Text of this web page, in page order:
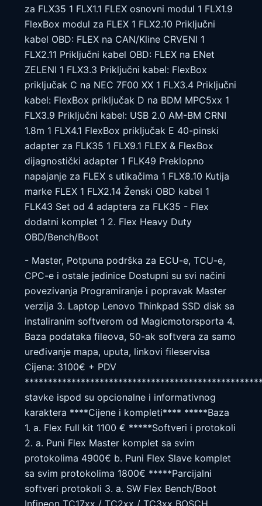
za FLX35 1 FLX1.1 FLEX osnovni modul 1 FLX1.9
FlexBox modul za FLEX 1 FLX2.10 Priključni
kabel OBD: FLEX na CAN/Kline CRVENI 1
FLX2.11 Priključni kabel OBD: FLEX na ENet
ZELENI 1 FLX3.3 Priključni kabel: FlexBox
priključak C na NEC 7F00 XX 1 FLX3.4 Priključni
kabel: FlexBox priključak D na BDM MPC5xx 1
FLX3.9 Priključni kabel: USB 2.0 AM-BM CRNI
1.8m 1 FLX4.1 FlexBox priključak E 40-pinski
adapter za FLK35 1 FLX9.1 FLEX & FlexBox
dijagnostički adapter 1 FLK49 Preklopno
napajanje za FLEX s utikačima 1 FLX8.10 Kutija
marke FLEX 1 FLX2.14 Ženski OBD kabel 1
FLK43 Set od 4 adaptera za FLK35 - Flex
dodatni komplet 1 2. Flex Heavy Duty
OBD/Bench/Boot
- Master, Potpuna podrška za ECU-e, TCU-e,
CPC-e i ostale jedinice Dostupni su svi načini
povezivanja Programiranje i popravak Master
verzija 3. Laptop Lenovo Thinkpad SSD disk sa
instaliranim softverom od Magicmotorsporta 4.
Baza podataka fileova, 50-ak softvera za samo
uređivanje mapa, uputa, linkovi fileservisa
Cijena: 3100€ + PDV
stavke ispod su opcionalne i informativnog
karaktera ****Cijene i kompleti**** *****Baza
1. a. Flex Full kit 1100 € *****Softveri i protokoli
2. a. Puni Flex Master komplet sa svim
protokolima 4900€ b. Puni Flex Slave komplet
sa svim protokolima 1800€ *****Parcijalni
softveri protokoli 3. a. SW Flex Bench/Boot